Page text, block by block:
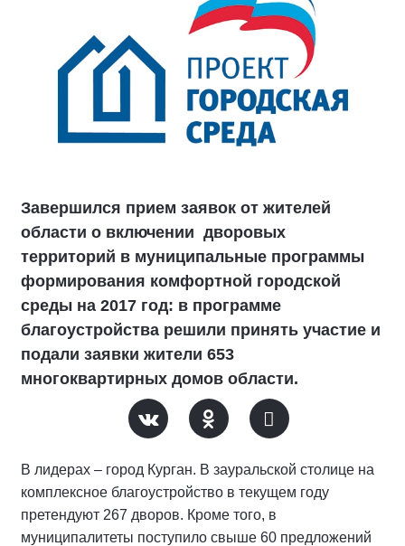
Завершился прием заявок от жителей
области о включении дворовых
территорий в муниципальные программы
формирования комфортной городской
среды на 2017 год: в программе
благоустройства решили принять участие и
подали заявки жители 653
многоквартирных домов области.
В лидерах – город Курган. В зауральской столице на
комплексное благоустройство в текущем году
претендуют 267 дворов. Кроме того, в
муниципалитеты поступило свыше 60 предложений